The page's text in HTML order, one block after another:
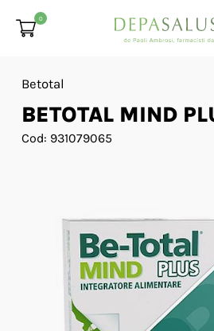
0
Betotal
BETOTAL MIND
Cod: 931079065